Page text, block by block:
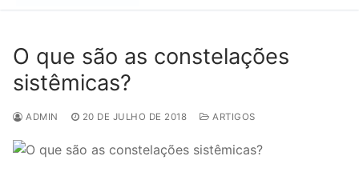
O que são as constelações
sistêmicas?
ADMIN 20 DE JULHO DE 2018 ARTIGOS